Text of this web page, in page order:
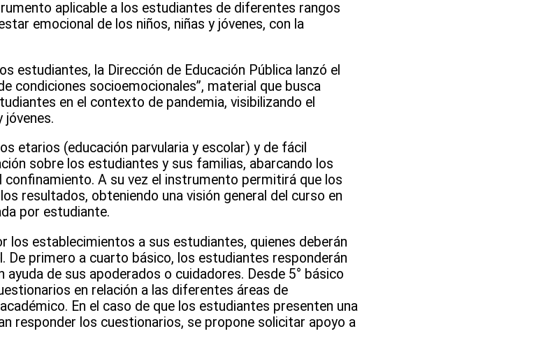
aplicable a los estudiantes de diferentes rangos
emocional de los niños, niñas y jóvenes, con la
estudiantes, la Dirección de Educación Pública lanzó el
condiciones socioemocionales”, material que busca
en el contexto de pandemia, visibilizando el
jóvenes.
etarios (educación parvularia y escolar) y de fácil
sobre los estudiantes y sus familias, abarcando los
A su vez el instrumento permitirá que los
resultados, obteniendo una visión general del curso en
por estudiante.
los establecimientos a sus estudiantes, quienes deberán
De primero a cuarto básico, los estudiantes responderán
de sus apoderados o cuidadores. Desde 5° básico
en relación a las diferentes áreas de
En el caso de que los estudiantes presenten una
responder los cuestionarios, se propone solicitar apoyo a